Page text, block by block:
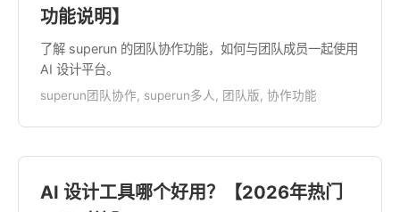
功能说明】
了解 superun 的团队协作功能，如何与团队成员一起使用
AI 设计平台。
superun团队协作, superun多人, 团队版, 协作功能
AI 设计工具哪个好用？【2026年热门